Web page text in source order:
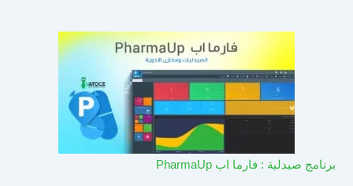
برنامج صيدلية : فارما اب PharmaUp​